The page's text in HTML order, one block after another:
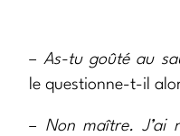
–As-tu goûté au
le questionne-t-il
– Non maître. J’ai